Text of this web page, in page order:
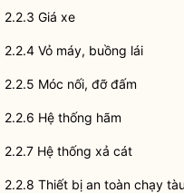
2.2.3 Giá xe
2.2.4 Vỏ máy, buồng lái
2.2.5 Móc nối, đỡ đấm
2.2.6 Hệ thống hãm
2.2.7 Hệ thống xả cát
2.2.8 Thiết bị an toàn chạy